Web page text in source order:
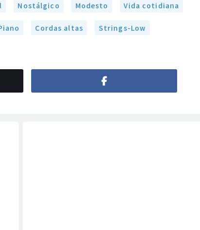
Nostálgico Modesto Vida cotidiana
Cordas altas Strings-Low